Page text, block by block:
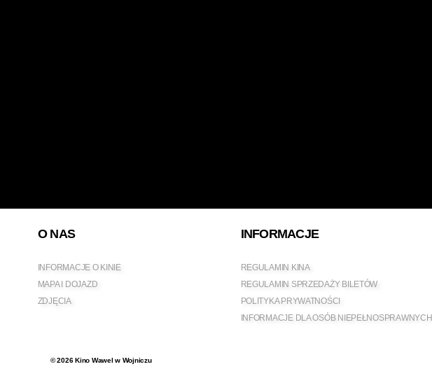
O NAS
INFORMACJE O KINIE
MAPA I DOJAZD
ZDJĘCIA
INFORMACJE
REGULAMIN KINA
REGULAMIN SPRZEDAŻY BILETÓW
POLITYKA PRYWATNOŚCI
INFORMACJE DLA OSÓB NIEPEŁNOSPRAWNYCH
© 2026Kino Wawel w Wojniczu